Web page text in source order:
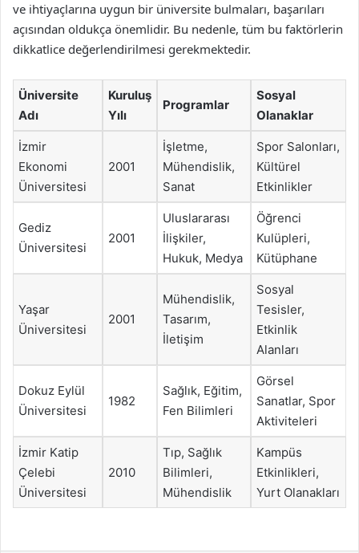
ve ihtiyaçlarına uygun bir üniversite bulmaları, başarıları
açısından oldukça önemlidir. Bu nedenle, tüm bu faktörlerin
dikkatlice değerlendirilmesi gerekmektedir.
Üniversite
Adı
Kuruluş
Yılı
Programlar
Sosyal
Olanaklar
İzmir
Ekonomi
Üniversitesi
2001
İşletme,
Mühendislik,
Sanat
Spor Salonları,
Kültürel
Etkinlikler
Gediz
Üniversitesi
2001
Uluslararası
İlişkiler,
Hukuk, Medya
Öğrenci
Kulüpleri,
Kütüphane
Yaşar
Üniversitesi
2001
Mühendislik,
Tasarım,
İletişim
Sosyal
Tesisler,
Etkinlik
Alanları
Dokuz Eylül
Üniversitesi
1982
Sağlık, Eğitim,
Fen Bilimleri
Görsel
Sanatlar, Spor
Aktiviteleri
İzmir Katip
Çelebi
Üniversitesi
2010
Tıp, Sağlık
Bilimleri,
Mühendislik
Kampüs
Etkinlikleri,
Yurt Olanakları